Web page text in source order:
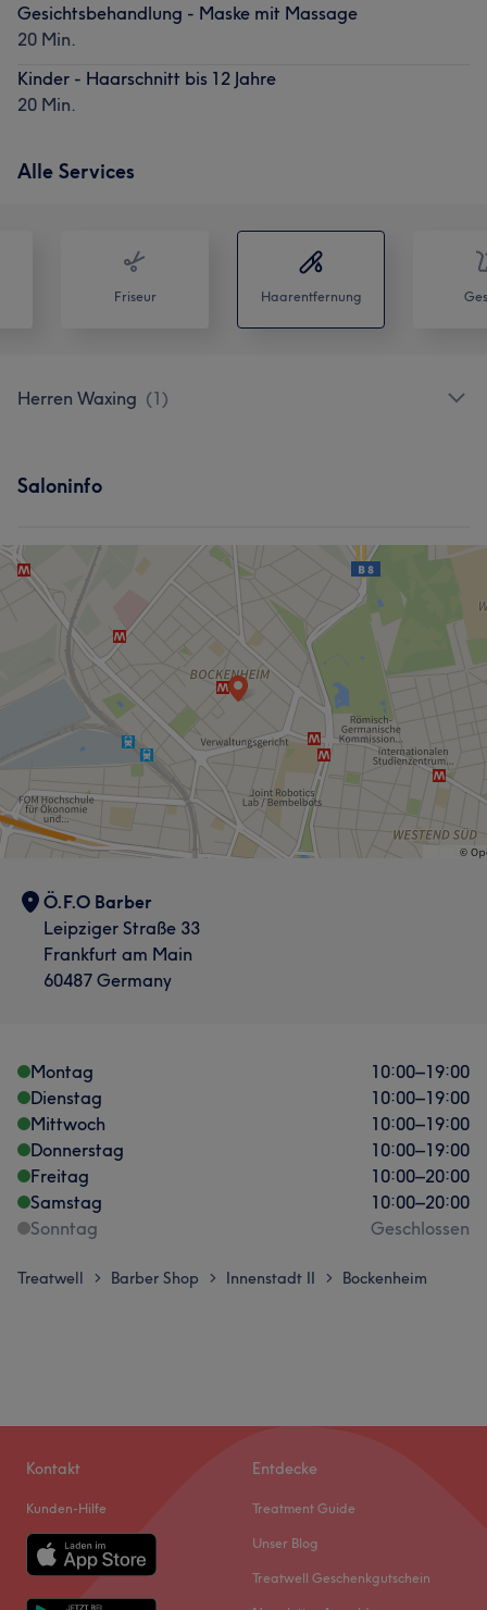
Gesichtsbehandlung - Maske mit Massage
20 Min.
Kinder - Haarschnitt bis 12 Jahre
20 Min.
Alle Services
Friseur Haarentfernung
Herren Waxing (1)
Saloninfo
Ö.F.O Barber
Leipziger Straße 33
Frankfurt am Main
60487 Germany
Montag 10:00–19:00
Dienstag
10:00–19:00
Mittwoch
10:00–19:00
Donnerstag
10:00–19:00
Freitag
10:00–20:00
Samstag
10:00–20:00
Sonntag
Geschlossen
Treatwell > Barber Shop > Innenstadt II > Bockenheim
Kontakt
Kunden-Hilfe
Entdecke
Treatment Guide
Unser Blog
Treatwell Geschenkgutschein